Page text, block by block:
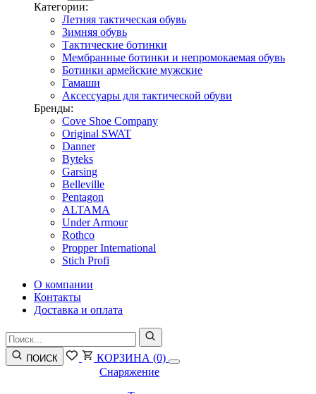
Категории:
Летняя тактическая обувь
Зимняя обувь
Тактические ботинки
Мембранные ботинки и непромокаемая обувь
Ботинки армейские мужские
Гамаши
Аксессуары для тактической обуви
Бренды:
Cove Shoe Company
Original SWAT
Danner
Byteks
Garsing
Belleville
Pentagon
ALTAMA
Under Armour
Rothco
Propper International
Stich Profi
О компании
Контакты
Доставка и оплата
ПОИСК КОРЗИНА (0)
Снаряжение